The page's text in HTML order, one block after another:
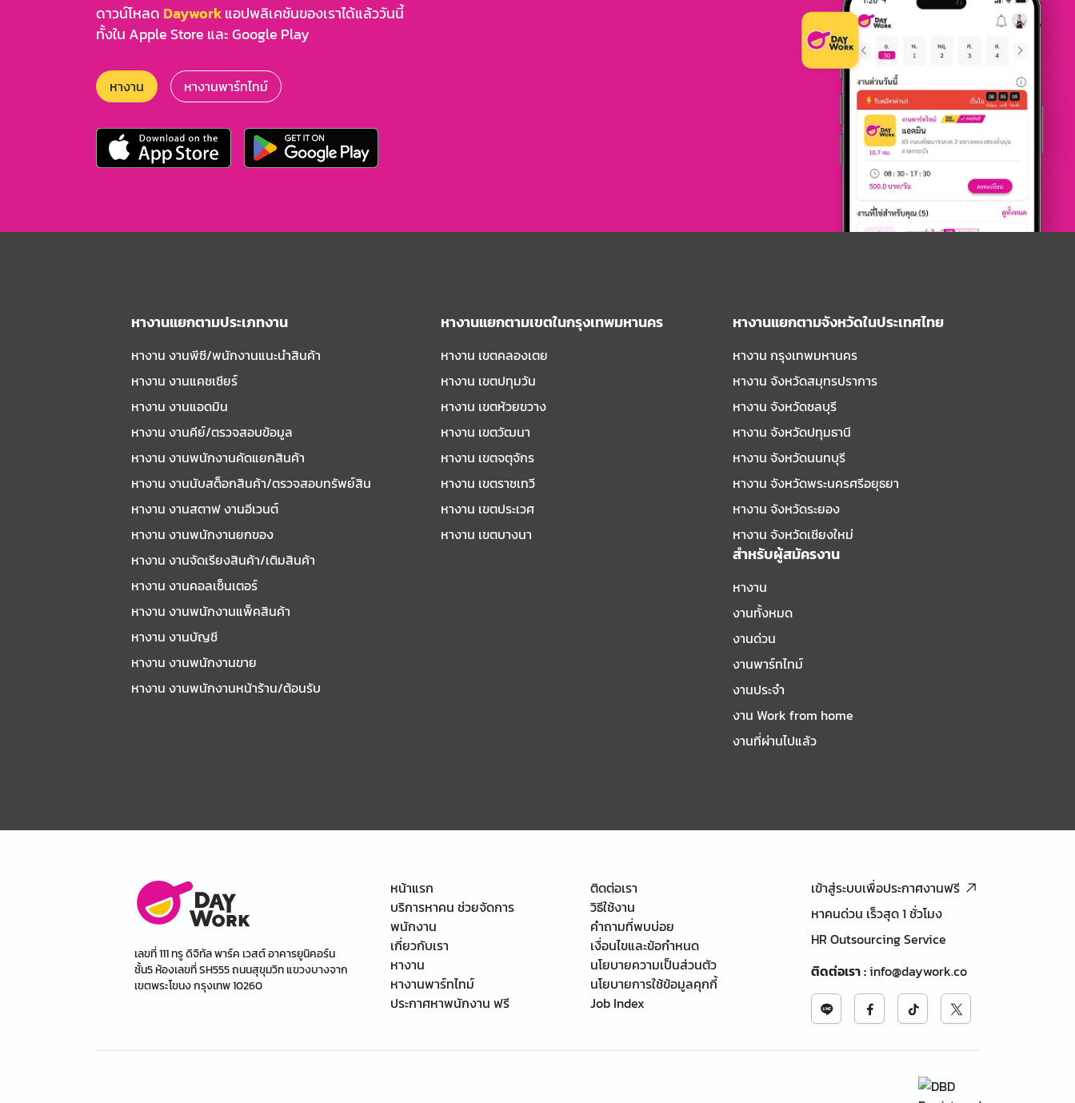
ดาวน์โหลด Dayworkแอปพลิเคชันของเราได้แล้ววันนี้
ทั้งใน Apple Store และ Google Play
หางาน หางานพาร์ทไทม์
หางานแยกตามประเภทงาน
หางาน งานพีซี/พนักงานแนะนําสินค้า
หางาน งานแคชเชียร์
หางาน งานแอดมิน
หางาน งานคีย์/ตรวจสอบข้อมูล
หางาน งานพนักงานคัดแยกสินค้า
หางาน งานนับสต็อกสินค้า/ตรวจสอบทรัพย์สิน
หางาน งานสตาฟ งานอีเวนต์
หางาน งานพนักงานยกของ
หางาน งานจัดเรียงสินค้า/เติมสินค้า
หางาน งานคอลเซ็นเตอร์
หางาน งานพนักงานแพ็คสินค้า
หางาน งานบัญชี
หางาน งานพนักงานขาย
หางาน งานพนักงานหน้าร้าน/ต้อนรับ
หางานแยกตามเขตในกรุงเทพมหานคร
หางาน เขตคลองเตย
หางาน เขตปทุมวัน
หางาน เขตห้วยขวาง
หางาน เขตวัฒนา
หางาน เขตจตุจักร
หางาน เขตราชเทวี
หางาน เขตประเวศ
หางาน เขตบางนา
หางานแยกตามจังหวัดในประเทศไทย
หางาน กรุงเทพมหานคร
หางาน จังหวัดสมุทรปราการ
หางาน จังหวัดชลบุรี
หางาน จังหวัดปทุมธานี
หางาน จังหวัดนนทบุรี
หางาน จังหวัดพระนครศรีอยุธยา
หางาน จังหวัดระยอง
หางาน จังหวัดเชียงใหม่
สำหรับผู้สมัครงาน
หางาน
งานทั้งหมด
งานด่วน
งานพาร์ทไทม์
งานประจำ
งาน Work from home
งานที่ผ่านไปแล้ว
เลขที่ 111 ทรู ดิจิทัล พาร์ค เวสต์ อาคารยูนิคอร์น
ชั้น5 ห้องเลขที่ SH555 ถนนสุขุมวิท แขวงบางจาก
เขตพระโขนง กรุงเทพ 10260
หน้าแรก
บริการหาคน ช่วยจัดการ
พนักงาน
เกี่ยวกับเรา
หางาน
หางานพาร์ทไทม์
ประกาศหาพนักงาน ฟรี
ติดต่อเรา
วิธีใช้งาน
คำถามที่พบบ่อย
เงื่อนไขและข้อกำหนด
นโยบายความเป็นส่วนตัว
นโยบายการใช้ข้อมูลคุกกี้
Job Index
เข้าสู่ระบบเพื่อประกาศงานฟรี
หาคนด่วน เร็วสุด 1 ชั่วโมง
HR Outsourcing Service
ติดต่อเรา:info@daywork.co